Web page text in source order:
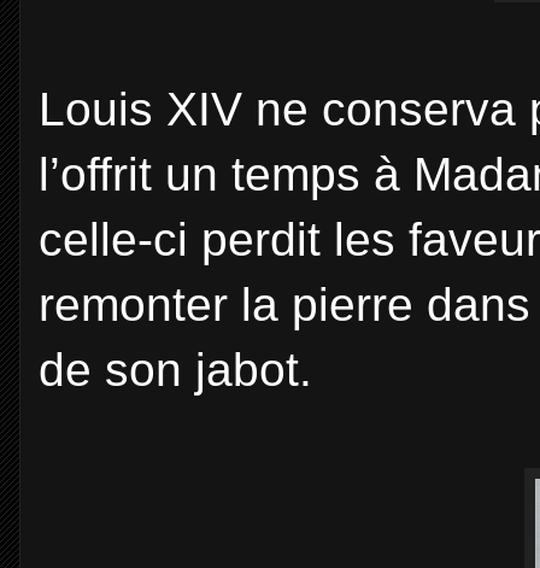
Louis XIV ne conserva
l’offrit un temps à
celle-ci perdit les
remonter la pierre
de son jabot.